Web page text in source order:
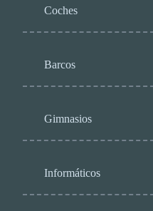
Coches
Barcos
Gimnasios
Informáticos